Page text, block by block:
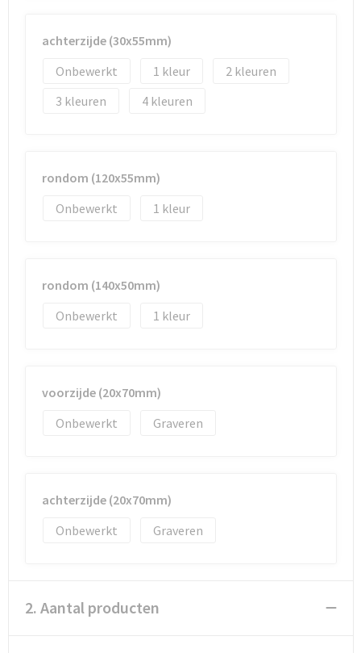
Koeltassen en Koelboxen
achterzijde (30x55mm)
Onbewerkt
1
2
3
4
rondom (120x55mm)
Onbewerkt
1
rondom (140x50mm)
Onbewerkt
1
voorzijde (20x70mm)
Onbewerkt
Graveren
achterzijde (20x70mm)
Onbewerkt
Graveren
2. Aantal producten